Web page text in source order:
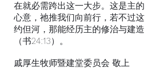
在就必需跨出这一大步。这是主的
心意，祂推我们向前行，若不过这
约但河，那能经历主的修治与建造
（书24:13）。
戚厚生牧师暨建堂委员会 敬上